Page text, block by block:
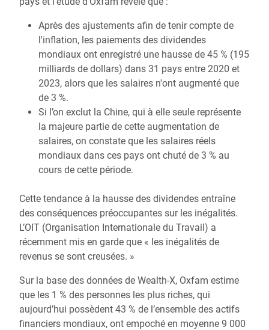
Après des ajustements afin de tenir compte de
l'inflation, les paiements des dividendes
mondiaux ont enregistré une hausse de 45 % (195
milliards de dollars) dans 31 pays entre 2020 et
2023, alors que les salaires n'ont augmenté que
de 3 %.
Si l’on exclut la Chine, qui à elle seule représente
la majeure partie de cette augmentation de
salaires, on constate que les salaires réels
mondiaux dans ces pays ont chuté de 3 % au
cours de cette période.
Cette tendance à la hausse des dividendes entraîne
des conséquences préoccupantes sur les inégalités.
L’OIT (Organisation Internationale du Travail) a
récemment mis en garde que « les inégalités de
revenus se sont creusées. »
Sur la base des données de Wealth-X, Oxfam estime
que les 1 % des personnes les plus riches, qui
aujourd’hui possèdent 43 % de l’ensemble des actifs
financiers mondiaux, ont empoché en moyenne 9 000